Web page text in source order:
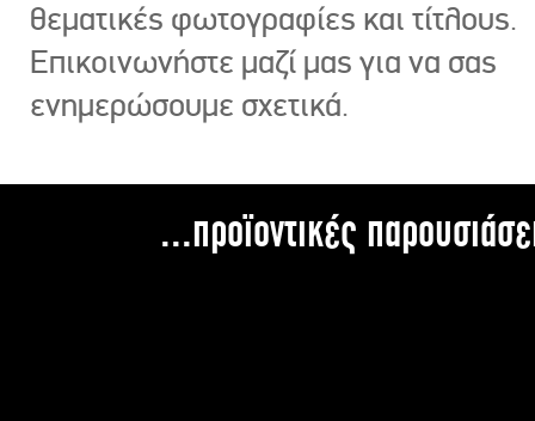
θεματικές φωτογραφίες και τίτλους.
Επικοινωνήστε μαζί μας για να σας
ενημερώσουμε σχετικά.
...προϊοντικές